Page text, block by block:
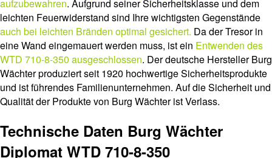
aufzubewahren. Aufgrund seiner Sicherheitsklasse und dem
leichten Feuerwiderstand sind Ihre wichtigsten Gegenstände
auch bei leichten Bränden optimal gesichert. Da der Tresor in
eine Wand eingemauert werden muss, ist ein Entwenden des
WTD 710-8-350 ausgeschlossen. Der deutsche Hersteller Burg
Wächter produziert seit 1920 hochwertige Sicherheitsprodukte
und ist führendes Familienunternehmen. Auf die Sicherheit und
Qualität der Produkte von Burg Wächter ist Verlass.
Technische Daten Burg Wächter
Diplomat WTD 710-8-350